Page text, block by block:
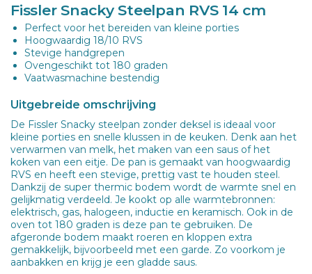
Fissler Snacky Steelpan RVS 14 cm
Perfect voor het bereiden van kleine porties
Hoogwaardig 18/10 RVS
Stevige handgrepen
Ovengeschikt tot 180 graden
Vaatwasmachine bestendig
Uitgebreide omschrijving
De Fissler Snacky steelpan zonder deksel is ideaal voor
kleine porties en snelle klussen in de keuken. Denk aan het
verwarmen van melk, het maken van een saus of het
koken van een eitje. De pan is gemaakt van hoogwaardig
RVS en heeft een stevige, prettig vast te houden steel.
Dankzij de super thermic bodem wordt de warmte snel en
gelijkmatig verdeeld. Je kookt op alle warmtebronnen:
elektrisch, gas, halogeen, inductie en keramisch. Ook in de
oven tot 180 graden is deze pan te gebruiken. De
afgeronde bodem maakt roeren en kloppen extra
gemakkelijk, bijvoorbeeld met een garde. Zo voorkom je
aanbakken en krijg je een gladde saus.